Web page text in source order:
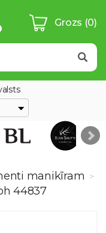
Grozs (0)
manikīram >
44837